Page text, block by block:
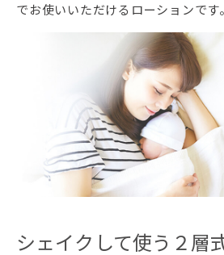
でお使いいただけるローションです。
シェイクして使う２層